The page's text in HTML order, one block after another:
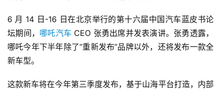
6 月 14 日-16 日在北京举行的第十六届中国汽车蓝皮书论
坛期间， 哪吒汽车 CEO 张勇出席并发表演讲。张勇透露，
哪吒今年下半年除了“重新发布”品牌以外，还将发布一款全
新车型。
这款新车将在今年第三季度发布，基于山海平台打造，内部